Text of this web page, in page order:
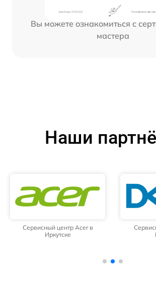
Вы можете ознакомиться с
мастера
Наши
Сервисный центр Acer в
Иркутске